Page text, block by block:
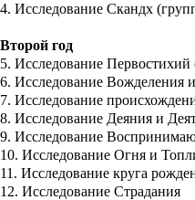
4. Исследование Скандх
Второй год
5. Исследование
6. Исследование Вожделения
7. Исследование
8. Исследование Деяния и
9. Исследование
10. Исследование Огня и
11. Исследование круга
12. Исследование Страдания